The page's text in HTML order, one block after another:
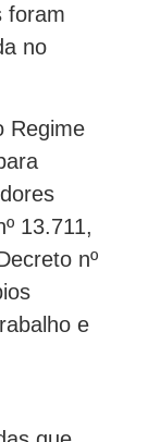
foram
no
Regime
13.711,
nº
e